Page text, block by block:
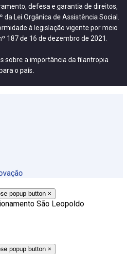
defesa e garantia de direitos,
da Lei Orgânica de Assistência Social.
à legislação vigente por meio
187 de 16 de dezembro de 2021.
sobre a importância da filantropia
o país.
×
São Leopoldo
×